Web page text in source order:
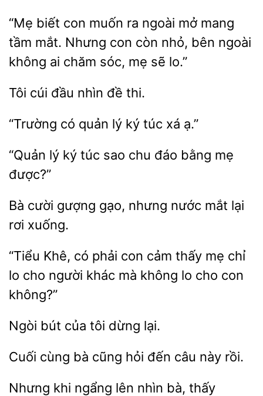
“Mẹ biết con muốn ra ngoài mở mang
tầm mắt.
con còn nhỏ, bên ngoài
không ai chăm sóc, mẹ
cúi nhìn đề
“Trường có ký xá ạ.”
“Quản lý ký túc sao chu
được?”
Bà cười gượng nhưng
mắt lại
xuống.
“Tiểu Khê, có phải con cảm thấy mẹ chỉ
lo
người khác không
cho con
không?”
Ngòi bút tôi
cùng cũng hỏi câu này rồi.
Nhưng khi ngẩng lên nhìn bà, thấy